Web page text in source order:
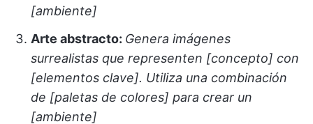
[ambiente]
Arte abstracto: Genera imágenes
surrealistas que representen [concepto] con
[elementos clave]. Utiliza una combinación
de [paletas de colores] para crear un
[ambiente]